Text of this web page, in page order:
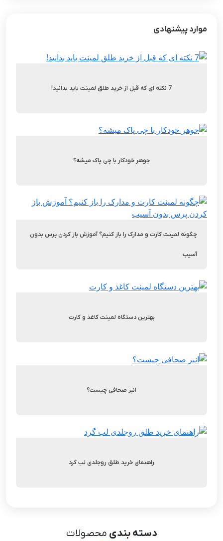
موارد پیشنهادی
7 نکته‌ ای که قبل از خرید طلق لمینت باید بدانید!
جوهر خودکار با چی پاک میشه؟
چگونه لمینت کارت و مدارک را باز کنیم؟ آموزش باز کردن پرس بدون
آسیب
بهترین دستگاه لمینت کاغذ و کارت
انبر صحافی چیست؟
راهنمای خرید طلق روجلدی لب گرد
دسته بندی محصولات